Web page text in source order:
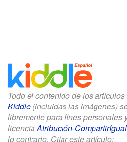
Todo el contenido de los artículos
Kiddle (incluidas las imágenes)
libremente para fines personales
licenciaAtribución-CompartirIgual
lo contrario. Citar este artículo: